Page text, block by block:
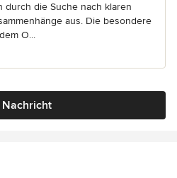
durch die Suche nach klaren
aus. Die besondere
O...
Nachricht